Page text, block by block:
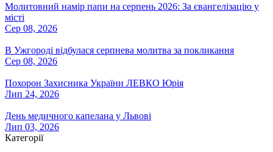
Молитовний намір папи на серпень 2026: За євангелізацію у
місті
Сер 08, 2026
В Ужгороді відбулася серпнева молитва за покликання
Сер 08, 2026
Похорон Захисника України ЛЕВКО Юрія
Лип 24, 2026
День медичного капелана у Львові
Лип 03, 2026
Категорії